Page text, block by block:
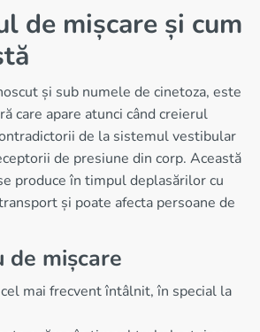
de mișcare și cum
și sub numele de cinetoza, este
care apare atunci când creierul
de la sistemul vestibular
de presiune din corp. Această
produce în timpul deplasărilor cu
și poate afecta persoane de
de mișcare
mai frecvent întâlnit, în special la